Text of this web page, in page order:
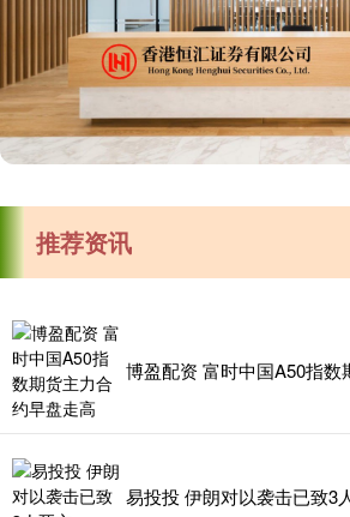
推荐资讯
博盈配资 富时中国A50指数
易投投 伊朗对以袭击已致3